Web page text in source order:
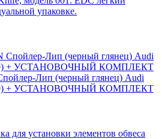
упаковке.
Лип (черный глянец) Audi
+ УСТАНОВОЧНЫЙ КОМПЛЕКТ